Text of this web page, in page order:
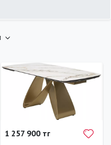
1 257 900 тг